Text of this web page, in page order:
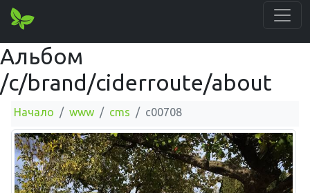
Альбом
/c/brand/ciderroute/about
Начало www cms c00708